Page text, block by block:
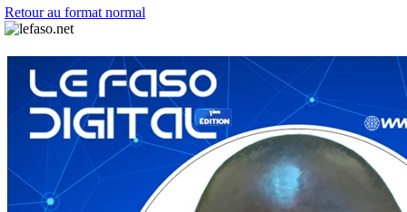
Retour au format normal